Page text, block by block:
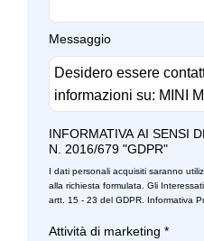
Specchietti retrovisori colorati
Specchietti retrovisori elettrici
Start & stop
Volante in pelle
Messaggio
INFORMATIVA AI SENSI
N. 2016/679 "GDPR"
I dati personali acquisiti saranno
alla richiesta formulata. Gli
artt. 15 - 23 del GDPR.
Informativa
Attività di marketing *